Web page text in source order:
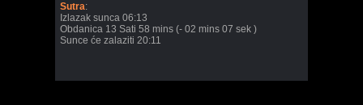
Sutra:
Izlazak sunca 06:13
Obdanica 13 Sati 58 mins (- 02 mins 07 sek )
Sunce će zalaziti 20:11